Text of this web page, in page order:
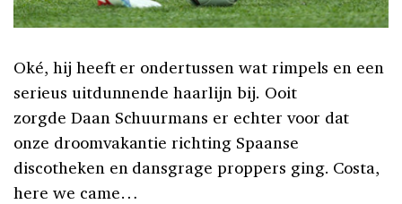
Oké, hij heeft er ondertussen wat rimpels en een
serieus uitdunnende haarlijn bij. Ooit
zorgde Daan Schuurmans er echter voor dat
onze droomvakantie richting Spaanse
discotheken en dansgrage proppers ging. Costa,
here we came…